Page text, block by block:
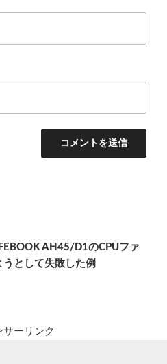
AH45/D1のCPUファ
として失敗した例
サーリンク